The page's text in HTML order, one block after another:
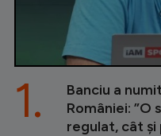
Banciu a
României: ”O
regulat, cât
1.